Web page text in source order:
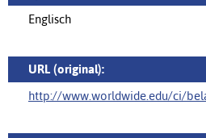
Englisch
URL (original):
http://www.worldwide.edu/ci/